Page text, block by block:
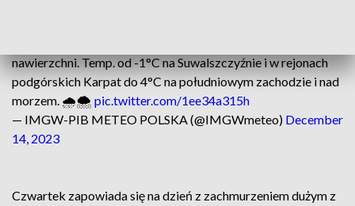
nawierzchni. Temp. od -1°C na Suwalszczyźnie i w rejonach
podgórskich Karpat do 4°C na południowym zachodzie i nad
morzem. 🌧️🌨️ pic.twitter.com/1ee34a315h
— IMGW-PIB METEO POLSKA (@IMGWmeteo) December
14, 2023
Czwartek zapowiada się na dzień z zachmurzeniem dużym z